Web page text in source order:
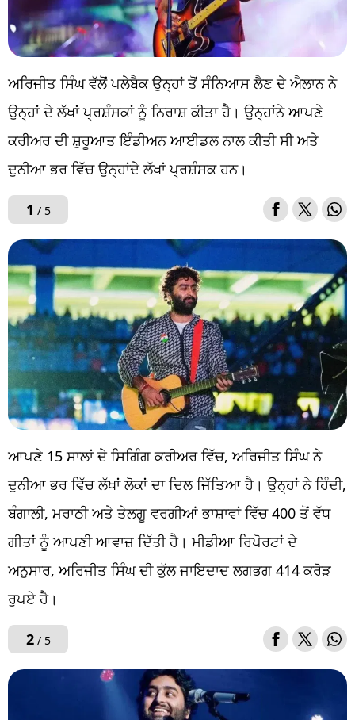
ਅਰਿਜੀਤ ਸਿੰਘ ਵੱਲੋਂ ਪਲੇਬੈਕ ਉਨ੍ਹਾਂ ਤੋਂ ਸੰਨਿਆਸ ਲੈਣ ਦੇ ਐਲਾਨ ਨੇ
ਉਨ੍ਹਾਂ ਦੇ ਲੱਖਾਂ ਪ੍ਰਸ਼ੰਸਕਾਂ ਨੂੰ ਨਿਰਾਸ਼ ਕੀਤਾ ਹੈ। ਉਨ੍ਹਾਂਨੇ ਆਪਣੇ
ਕਰੀਅਰ ਦੀ ਸ਼ੁਰੂਆਤ ਇੰਡੀਅਨ ਆਈਡਲ ਨਾਲ ਕੀਤੀ ਸੀ ਅਤੇ
ਦੁਨੀਆ ਭਰ ਵਿੱਚ ਉਨ੍ਹਾਂਦੇ ਲੱਖਾਂ ਪ੍ਰਸ਼ੰਸਕ ਹਨ।
1 / 5
ਆਪਣੇ 15 ਸਾਲਾਂ ਦੇ ਸਿਗਿੰਗ ਕਰੀਅਰ ਵਿੱਚ, ਅਰਿਜੀਤ ਸਿੰਘ ਨੇ
ਦੁਨੀਆ ਭਰ ਵਿੱਚ ਲੱਖਾਂ ਲੋਕਾਂ ਦਾ ਦਿਲ ਜਿੱਤਿਆ ਹੈ। ਉਨ੍ਹਾਂ ਨੇ ਹਿੰਦੀ,
ਬੰਗਾਲੀ, ਮਰਾਠੀ ਅਤੇ ਤੇਲਗੂ ਵਰਗੀਆਂ ਭਾਸ਼ਾਵਾਂ ਵਿੱਚ 400 ਤੋਂ ਵੱਧ
ਗੀਤਾਂ ਨੂੰ ਆਪਣੀ ਆਵਾਜ਼ ਦਿੱਤੀ ਹੈ। ਮੀਡੀਆ ਰਿਪੋਰਟਾਂ ਦੇ
ਅਨੁਸਾਰ, ਅਰਿਜੀਤ ਸਿੰਘ ਦੀ ਕੁੱਲ ਜਾਇਦਾਦ ਲਗਭਗ 414 ਕਰੋੜ
ਰੁਪਏ ਹੈ।
2/ 5